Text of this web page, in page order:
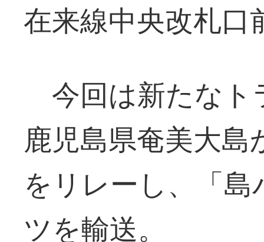
在来線中央改札口
今回は新たなト
鹿児島県奄美大
をリレーし、「
ツを輸送。